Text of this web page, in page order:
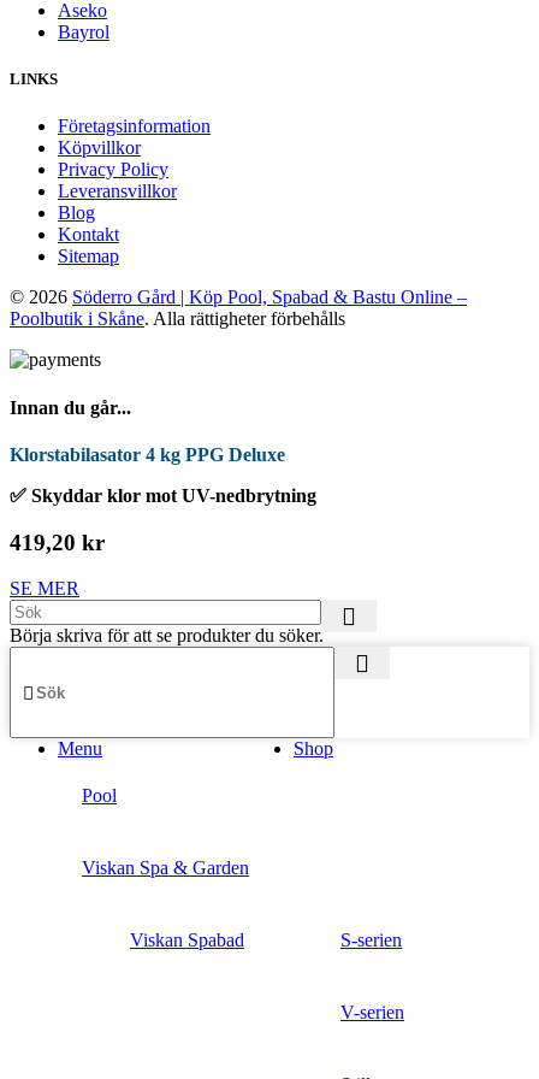
Aseko
Bayrol
LINKS
Företagsinformation
Köpvillkor
Privacy Policy
Leveransvillkor
Blog
Kontakt
Sitemap
© 2026 Söderro Gård | Köp Pool, Spabad & Bastu Online –
Poolbutik i Skåne. Alla rättigheter förbehålls
Innan du går...
Klorstabilasator 4 kg PPG Deluxe
✅ Skyddar klor mot UV-nedbrytning
419,20 kr
SE MER
Börja skriva för att se produkter du söker.
Menu Shop
Pool
Viskan Spa & Garden
Viskan Spabad S-serien
V-serien